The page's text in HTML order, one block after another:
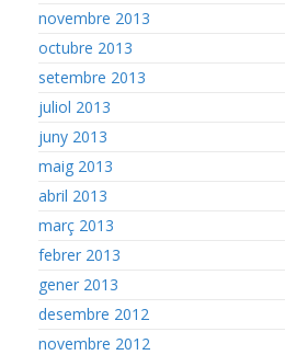
novembre 2013
octubre 2013
setembre 2013
juliol 2013
juny 2013
maig 2013
abril 2013
març 2013
febrer 2013
gener 2013
desembre 2012
novembre 2012